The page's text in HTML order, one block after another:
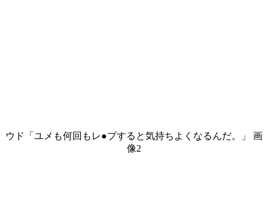
ウド「ユメも何回もレ●プすると気持ちよくなるんだ。」 画
像2